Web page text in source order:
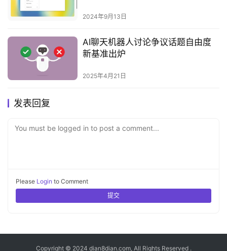
2024年9月13日
‌AI聊天机器人讨论争议话题自由度
新基准出炉‌
2025年4月21日
发表回复
You must be logged in to post a comment...
Please Login to Comment
提交
Copyright © 2024 dian8dian.com, All Rights Reserved .